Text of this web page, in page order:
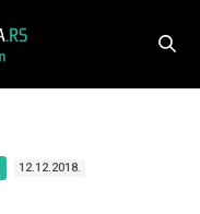
12.12.2018.